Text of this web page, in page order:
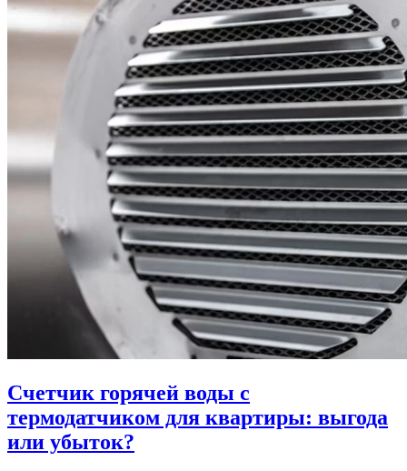
Счетчик горячей воды с
термодатчиком для квартиры: выгода
или убыток?